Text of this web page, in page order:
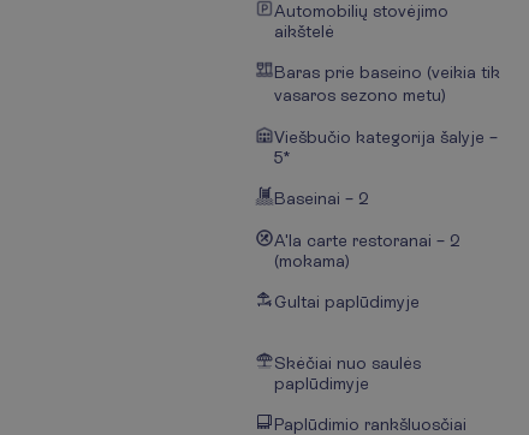
Automobilių stovėjimo
aikštelė
Baras prie baseino (veikia tik
vasaros sezono metu)
Viešbučio kategorija šalyje –
5*
Baseinai – 2
A'la carte restoranai – 2
(mokama)
Gultai paplūdimyje
Skėčiai nuo saulės
paplūdimyje
Paplūdimio rankšluosčiai